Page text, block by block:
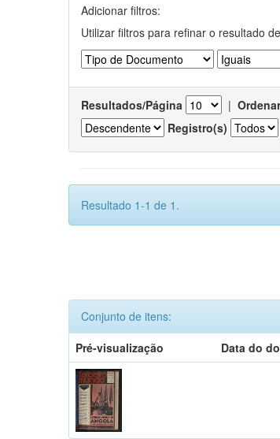
Adicionar filtros:
Utilizar filtros para refinar o resultado
Resultados/Página |
Registro(s)
Resultado 1-1 de 1.
Conjunto de itens:
Pré-visualização
Data do